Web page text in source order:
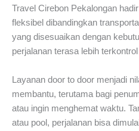
Travel Cirebon Pekalongan
fleksibel dibandingkan
yang disesuaikan dengan
perjalanan terasa lebih
Layanan door to door menjadi
membantu, terutama bagi
atau ingin menghemat waktu.
atau pool, perjalanan bisa